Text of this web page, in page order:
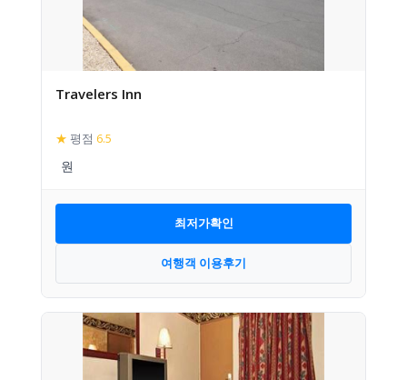
Travelers Inn
★ 평점 6.5
최저가확인
여행객 이용후기